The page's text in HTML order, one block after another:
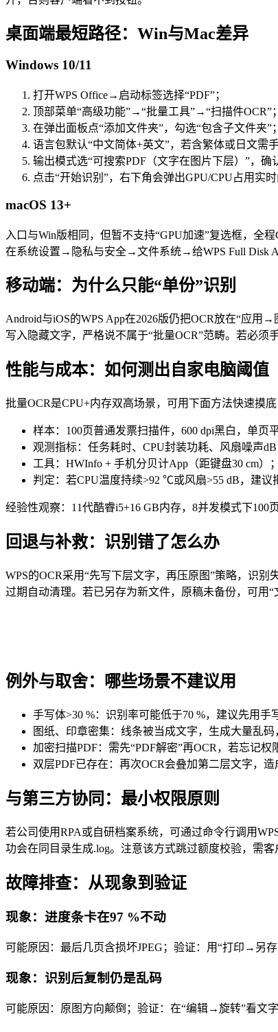
桌面端最短路径：Win与Mac差异
Windows 10/11
打开WPS Office→启动标签选择“PDF”；
顶部菜单“高级功能”→“批量工具”→“扫描件OCR”；
在弹出面板点“添加文件夹”，勾选“包含子文件夹”；
语言包默认“中文简体+英文”，若含繁体或日文需手
输出模式选“可搜索PDF（文字在图片下层）”，确
点击“开始识别”，右下角会弹出GPU/CPU占用实
macOS 13+
入口与Win版相同，但暂不支持“GPU加速”复选框，全
在系统设置→隐私与安全→文件系统→给WPS Full Disk
移动端：为什么只能“单份”识别
Android与iOS的WPS App在2026版仍把OCR放在“应用
写入隐藏文字，严格说不属于“批量OCR”范畴。若必须
性能与成本：如何测出自家电脑阈值
批量OCR是CPU+内存双高场景，可用下面方法快速摸底
样本：100页普通发票扫描件，600 dpi黑白，单页
观测指标：任务耗时、CPU封装功耗、风扇噪声dB
工具：HWInfo + 手机分贝计App（距键盘30 cm）；
判定：若CPU温度持续>92 ℃或风扇>55 dB，建
经验性观察：11代酷睿i5+16 GB内存，8并发模式下
回退与补救：识别错了怎么办
WPS的OCR采用“先写下层文字，再压原图”策略，识
过期自动清理。若已另存为新文件，原稿未备份，可用
例外与取舍：哪些场景不建议用
手写体>30 %：识别率可能低于70 %，建议先用手
图纸、印章密集：线条被当成文字，生成大量乱码
加密扫描PDF：需先“PDF解密”再OCR，若忘记权
双层PDF已存在：再次OCR会叠加第二层文字，造
与第三方协同：最小权限原则
若公司使用RPA或自研档案系统，可通过命令行调用
功会在同目录生成.log。注意该方式跳过额度校验，需客
故障排查：从现象到验证
现象：进度条卡在97 %不动
可能原因：最后几页含损坏JPEG；验证：用“打印→另
现象：识别后复制仍是乱码
可能原因：原图方向颠倒；验证：在“编辑→旋转”看文